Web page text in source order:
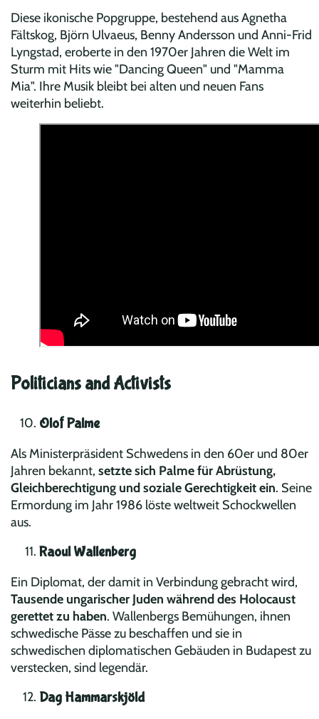
Diese ikonische Popgruppe, bestehend aus Agnetha
Fältskog, Björn Ulvaeus, Benny Andersson und Anni-Frid
Lyngstad, eroberte in den 1970er Jahren die Welt im
Sturm mit Hits wie "Dancing Queen" und "Mamma
Mia". Ihre Musik bleibt bei alten und neuen Fans
weiterhin beliebt.
Politicians and Activists
Olof Palme
Als Ministerpräsident Schwedens in den 60er und 80er
Jahren bekannt, setzte sich Palme für Abrüstung,
Gleichberechtigung und soziale Gerechtigkeit ein. Seine
Ermordung im Jahr 1986 löste weltweit Schockwellen
aus.
Raoul Wallenberg
Ein Diplomat, der damit in Verbindung gebracht wird,
Tausende ungarischer Juden während des Holocaust
gerettet zu haben. Wallenbergs Bemühungen, ihnen
schwedische Pässe zu beschaffen und sie in
schwedischen diplomatischen Gebäuden in Budapest zu
verstecken, sind legendär.
Dag Hammarskjöld